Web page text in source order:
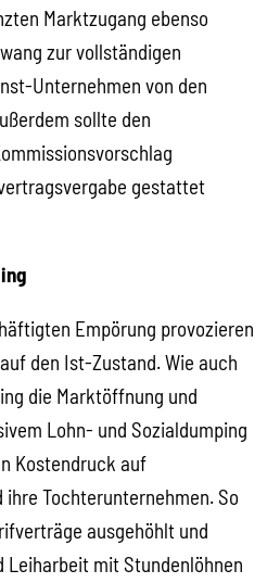
Marktzugang ebenso
zur vollständigen
Unternehmen von den
sollte den
gestattet
Empörung provozieren
den Ist-Zustand. Wie auch
die Marktöffnung und
Lohn- und Sozialdumping
Kostendruck auf
Tochterunternehmen. So
ausgehöhlt und
mit Stundenlöhnen